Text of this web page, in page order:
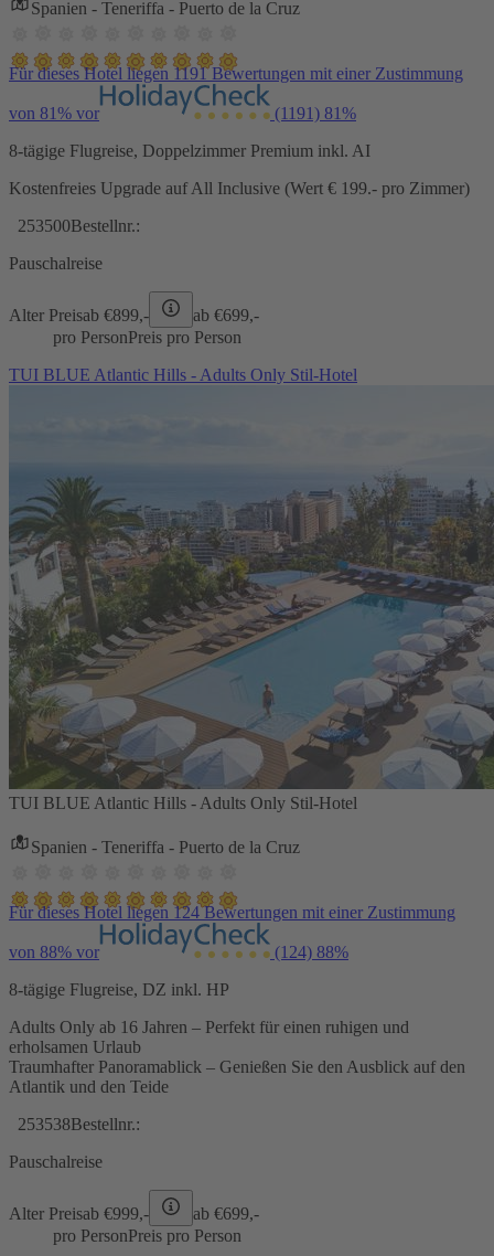
Spanien - Teneriffa - Puerto de la Cruz
Für dieses Hotel liegen 1191 Bewertungen mit einer Zustimmung
von 81% vor (1191) 81%
8-tägige Flugreise, Doppelzimmer Premium inkl. AI
Kostenfreies Upgrade auf All Inclusive (Wert € 199.- pro Zimmer)
253500Bestellnr.:
Pauschalreise
Alter Preisab €899,- ab €699,-
pro PersonPreis pro Person
TUI BLUE Atlantic Hills - Adults Only Stil-Hotel
TUI BLUE Atlantic Hills - Adults Only Stil-Hotel
Spanien - Teneriffa - Puerto de la Cruz
Für dieses Hotel liegen 124 Bewertungen mit einer Zustimmung
von 88% vor (124) 88%
8-tägige Flugreise, DZ inkl. HP
Adults Only ab 16 Jahren – Perfekt für einen ruhigen und
erholsamen Urlaub
Traumhafter Panoramablick – Genießen Sie den Ausblick auf den
Atlantik und den Teide
253538Bestellnr.:
Pauschalreise
Alter Preisab €999,- ab €699,-
pro PersonPreis pro Person